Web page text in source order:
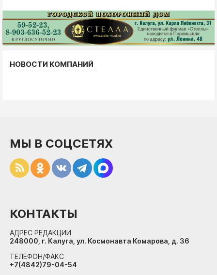
НОВОСТИ КОМПАНИЙ
МЫ В СОЦСЕТЯХ
КОНТАКТЫ
АДРЕС РЕДАКЦИИ
248000, г. Калуга, ул. Космонавта Комарова, д. 36
ТЕЛЕФОН/ФАКС
+7(4842)79-04-54